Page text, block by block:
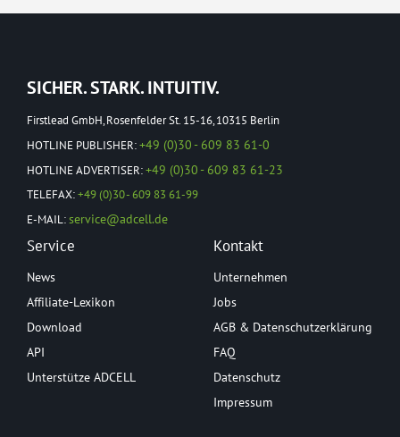
SICHER. STARK. INTUITIV.
Firstlead GmbH, Rosenfelder St. 15-16, 10315 Berlin
HOTLINE PUBLISHER:+49 (0)30 - 609 83 61-0
HOTLINE ADVERTISER:+49 (0)30 - 609 83 61-23
TELEFAX:+49 (0)30 - 609 83 61-99
E-MAIL:service@adcell.de
Service
News
Affiliate-Lexikon
Download
API
Unterstütze ADCELL
Kontakt
Unternehmen
Jobs
AGB & Datenschutzerklärung
FAQ
Datenschutz
Impressum